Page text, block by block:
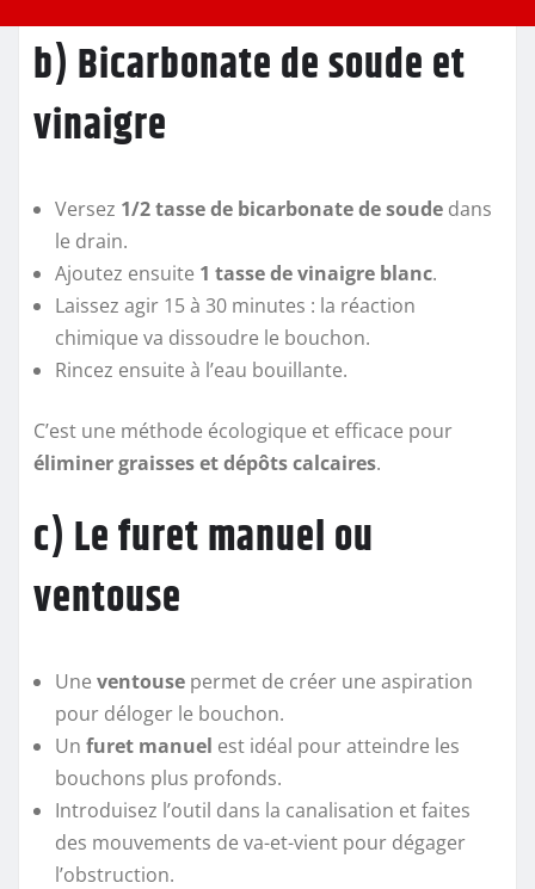
b) Bicarbonate de soude et
vinaigre
Versez 1/2 tasse de bicarbonate de soude dans
le drain.
Ajoutez ensuite 1 tasse de vinaigre blanc.
Laissez agir 15 à 30 minutes : la réaction
chimique va dissoudre le bouchon.
Rincez ensuite à l’eau bouillante.
C’est une méthode écologique et efficace pour
éliminer graisses et dépôts calcaires.
c) Le furet manuel ou
ventouse
Une ventouse permet de créer une aspiration
pour déloger le bouchon.
Un furet manuel est idéal pour atteindre les
bouchons plus profonds.
Introduisez l’outil dans la canalisation et faites
des mouvements de va-et-vient pour dégager
l’obstruction.